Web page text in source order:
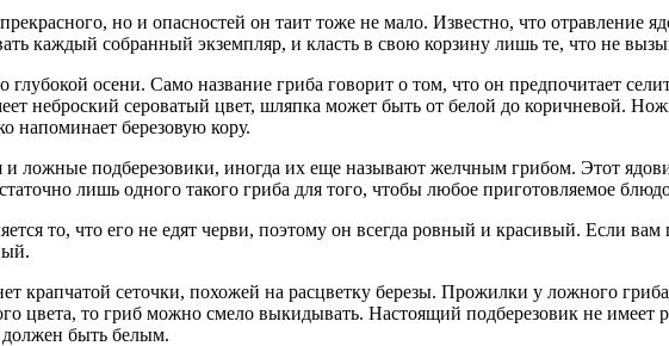
но и опасностей он таит тоже не мало. Известно, что отравление
каждый собранный экземпляр, и класть в свою корзину лишь те, что не
осени. Само название гриба говорит о том, что он предпочитает
неброский сероватый цвет, шляпка может быть от белой до коричневой.
напоминает березовую кору.
и ложные подберезовики, иногда их еще называют желчным грибом. Этот
лишь одного такого гриба для того, чтобы любое приготовляемое
то, что его не едят черви, поэтому он всегда ровный и красивый. Если
крапчатой сеточки, похожей на расцветку березы. Прожилки у ложного
цвета, то гриб можно смело выкидывать. Настоящий подберезовик не имеет
должен быть белым.